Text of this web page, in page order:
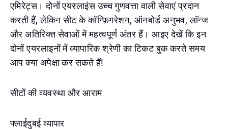
एमिरेट्स। दोनों एयरलाइंस उच्च गुणवत्ता वाली सेवाएं प्रदान
करती हैं, लेकिन सीट के कॉन्फ़िगरेशन, ऑनबोर्ड अनुभव, लॉन्ज
और अतिरिक्त सेवाओं में महत्वपूर्ण अंतर हैं। आइए देखें कि इन
दोनों एयरलाइनों में व्यापारिक श्रेणी का टिकट बुक करते समय
आप क्या अपेक्षा कर सकते हैं!
सीटों की व्यवस्था और आराम
फ्लाईदुबई व्यापार